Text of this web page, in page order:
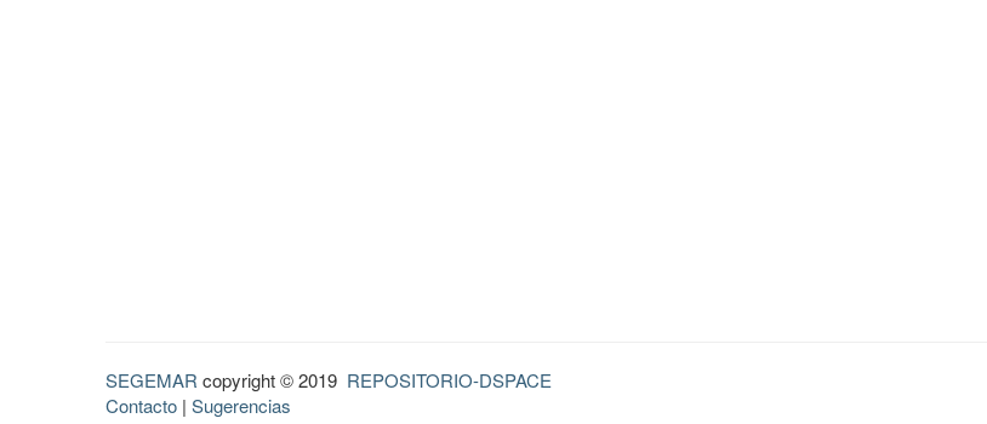
SEGEMAR copyright © 2019 REPOSITORIO-DSPACE
Contacto | Sugerencias